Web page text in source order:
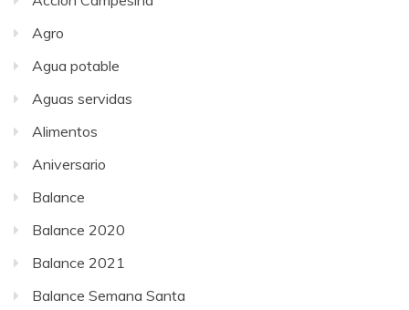
Agro
Agua potable
Aguas servidas
Alimentos
Aniversario
Balance
Balance 2020
Balance 2021
Balance Semana Santa